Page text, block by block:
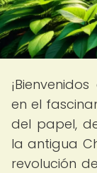
¡Bienvenidos
en el
del papel,
la antigua
revolución